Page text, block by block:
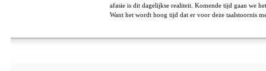
afasie is dit dagelijkse realiteit. Komende tijd gaan we
Want het wordt hoog tijd dat er voor deze taalstoornis